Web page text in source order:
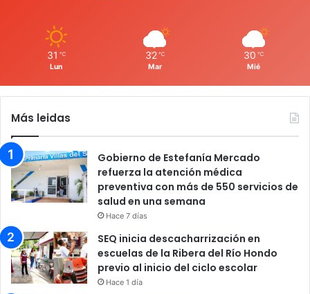
31 ℃
Lun
32 ℃
Mar
30 ℃
Mié
Más leidas
Gobierno de Estefanía Mercado
refuerza la atención médica
preventiva con más de 550 servicios de
salud en una semana
Hace 7 días
SEQ inicia descacharrización en
escuelas de la Ribera del Río Hondo
previo al inicio del ciclo escolar
Hace 1 día